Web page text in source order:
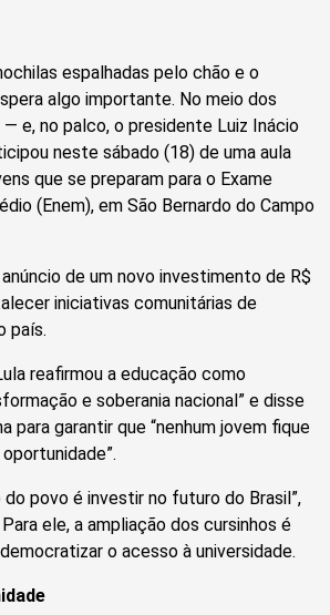
espalhadas pelo chão e o
algo importante. No meio dos
e, no palco, o presidente Luiz Inácio
neste sábado (18) de uma aula
que se preparam para o Exame
(Enem), em São Bernardo do Campo
de um novo investimento de R$
iniciativas comunitárias de
país.
reafirmou a educação como
e soberania nacional” e disse
para garantir que “nenhum jovem fique
povo é investir no futuro do Brasil”,
ele, a ampliação dos cursinhos é
o acesso à universidade.